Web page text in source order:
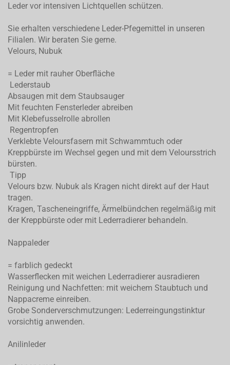
Leder vor intensiven Lichtquellen schützen.
Sie erhalten verschiedene Leder-Pfegemittel in unseren
Filialen. Wir beraten Sie gerne.
Velours, Nubuk
= Leder mit rauher Oberfläche
Lederstaub
Absaugen mit dem Staubsauger
Mit feuchten Fensterleder abreiben
Mit Klebefusselrolle abrollen
Regentropfen
Verklebte Veloursfasern mit Schwammtuch oder
Kreppbürste im Wechsel gegen und mit dem Veloursstrich
bürsten.
Tipp
Velours bzw. Nubuk als Kragen nicht direkt auf der Haut
tragen.
Kragen, Tascheneingriffe, Ärmelbündchen regelmäßig mit
der Kreppbürste oder mit Lederradierer behandeln.
Nappaleder
= farblich gedeckt
Wasserflecken mit weichen Lederradierer ausradieren
Reinigung und Nachfetten: mit weichem Staubtuch und
Nappacreme einreiben.
Grobe Sonderverschmutzungen: Lederreingungstinktur
vorsichtig anwenden.
Anilinleder